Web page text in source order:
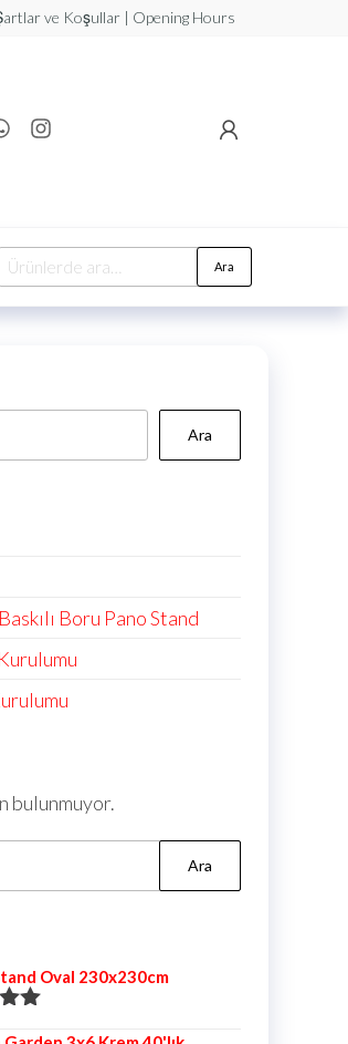
ve Koşullar | Opening Hours
Ara
Ara
Boru Pano Stand
bulunmuyor.
Oval 230x230cm